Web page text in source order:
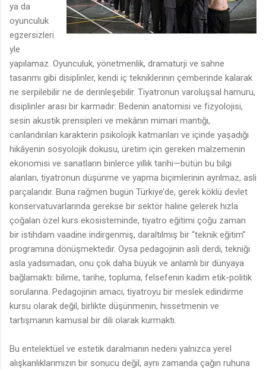
ya da
oyunculuk
egzersizleri
yle
yapılamaz. Oyunculuk, yönetmenlik, dramaturji ve sahne
tasarımı gibi disiplinler, kendi iç tekniklerinin çemberinde kalarak
ne serpilebilir ne de derinleşebilir. Tiyatronun varoluşsal hamuru,
disiplinler arası bir karmadır: Bedenin anatomisi ve fizyolojisi,
sesin akustik prensipleri ve mekânın mimari mantığı,
canlandırılan karakterin psikolojik katmanları ve içinde yaşadığı
hikâyenin sosyolojik dokusu, üretim için gereken malzemenin
ekonomisi ve sanatların binlerce yıllık tarihi—bütün bu bilgi
alanları, tiyatronun düşünme ve yapma biçimlerinin ayrılmaz, asli
parçalarıdır. Buna rağmen bugün Türkiye’de, gerek köklü devlet
konservatuvarlarında gerekse bir sektör haline gelerek hızla
çoğalan özel kurs ekosisteminde, tiyatro eğitimi çoğu zaman
bir istihdam vaadine indirgenmiş, daraltılmış bir “teknik eğitim”
programına dönüşmektedir. Oysa pedagojinin asli derdi, tekniği
asla yadsımadan, onu çok daha büyük ve anlamlı bir dünyaya
bağlamaktı: bilime, tarihe, topluma, felsefenin kadim etik-politik
sorularına. Pedagojinin amacı, tiyatroyu bir meslek edindirme
kursu olarak değil, birlikte düşünmenin, hissetmenin ve
tartışmanın kamusal bir dili olarak kurmaktı.
Bu entelektüel ve estetik daralmanın nedeni yalnızca yerel
alışkanlıklarımızın bir sonucu değil, aynı zamanda çağın ruhuna